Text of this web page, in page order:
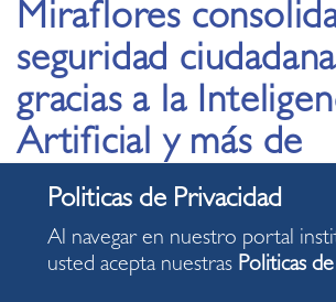
Miraflores
seguridad ciudadana
gracias a la
Artificial y más de
1300 cámaras
operativas
Al navegar en nuestro portal
usted acepta nuestras Politicas